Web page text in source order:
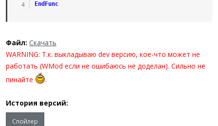
EndFunc
Файл: Скачать
WARNING: Т.к. выкладываю dev версию, кое-что может не
работать (WMod если не ошибаюсь не доделан). Сильно не
пинайте
.
История версий:
Спойлер